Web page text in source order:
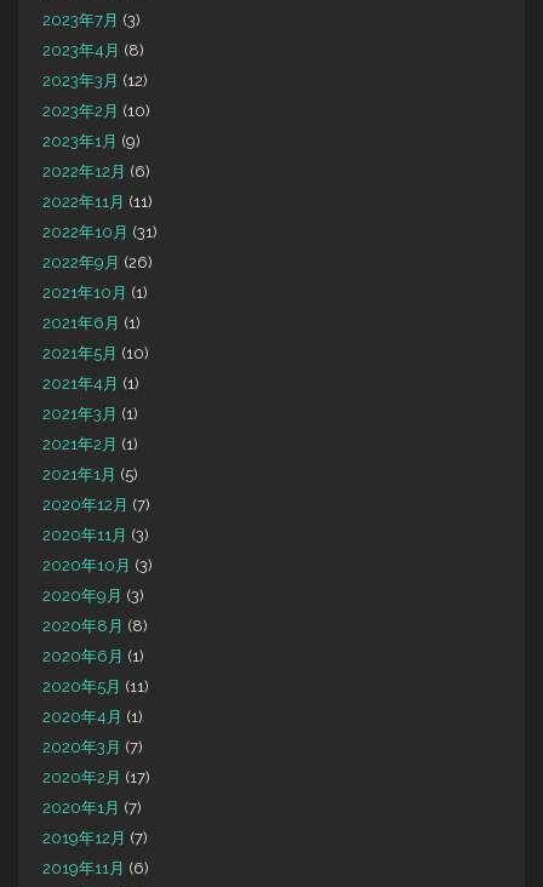
2023年7月 (3)
2023年4月 (8)
2023年3月 (12)
2023年2月 (10)
2023年1月 (9)
2022年12月 (6)
2022年11月 (11)
2022年10月 (31)
2022年9月 (26)
2021年10月 (1)
2021年6月 (1)
2021年5月 (10)
2021年4月 (1)
2021年3月 (1)
2021年2月 (1)
2021年1月 (5)
2020年12月 (7)
2020年11月 (3)
2020年10月 (3)
2020年9月 (3)
2020年8月 (8)
2020年6月 (1)
2020年5月 (11)
2020年4月 (1)
2020年3月 (7)
2020年2月 (17)
2020年1月 (7)
2019年12月 (7)
2019年11月 (6)